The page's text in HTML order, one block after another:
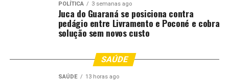
POLÍTICA 3 semanas ago
Juca do Guaraná se posiciona contra
pedágio entre Livramento e Poconé e cobra
solução sem novos custo
SAÚDE
SAÚDE 13 horas ago